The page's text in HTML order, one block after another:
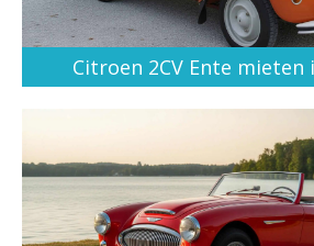
Citroen 2CV Ente mieten